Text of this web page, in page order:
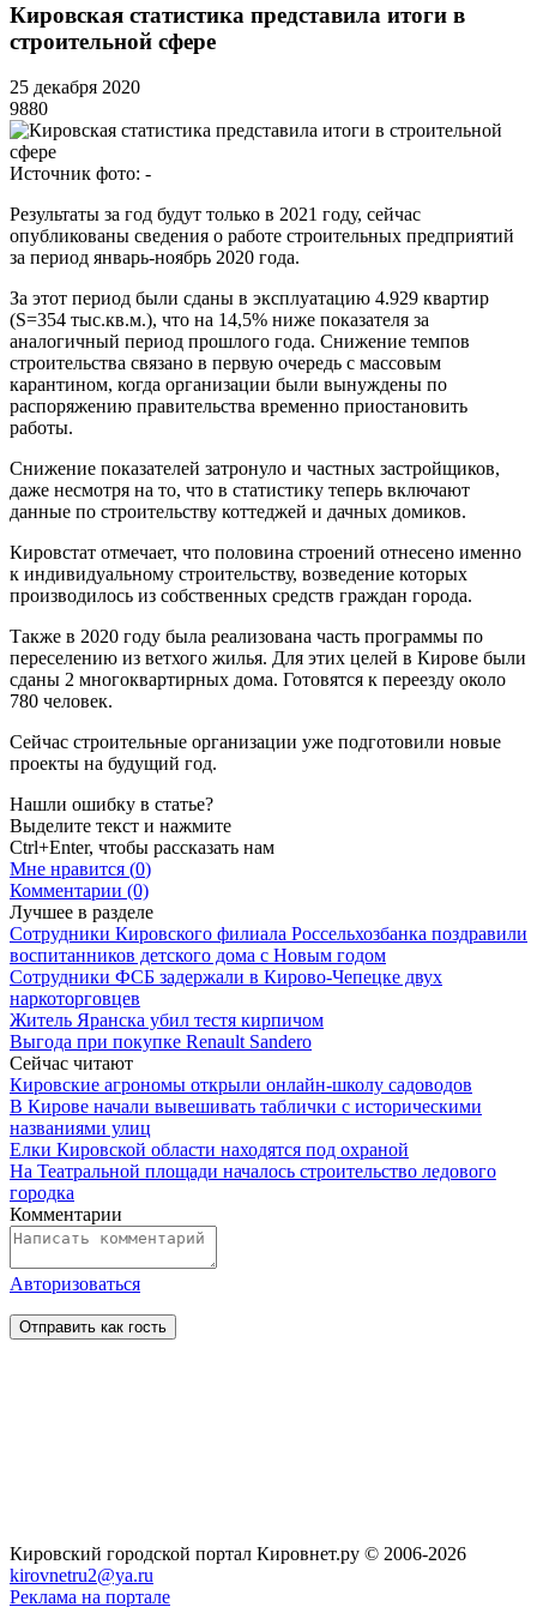
Кировская статистика представила итоги в
строительной сфере
25 декабря 2020
9880
Источник фото: -
Результаты за год будут только в 2021 году, сейчас
опубликованы сведения о работе строительных предприятий
за период январь-ноябрь 2020 года.
За этот период были сданы в эксплуатацию 4.929 квартир
(S=354 тыс.кв.м.), что на 14,5% ниже показателя за
аналогичный период прошлого года. Снижение темпов
строительства связано в первую очередь с массовым
карантином, когда организации были вынуждены по
распоряжению правительства временно приостановить
работы.
Снижение показателей затронуло и частных застройщиков,
даже несмотря на то, что в статистику теперь включают
данные по строительству коттеджей и дачных домиков.
Кировстат отмечает, что половина строений отнесено именно
к индивидуальному строительству, возведение которых
производилось из собственных средств граждан города.
Также в 2020 году была реализована часть программы по
переселению из ветхого жилья. Для этих целей в Кирове были
сданы 2 многоквартирных дома. Готовятся к переезду около
780 человек.
Сейчас строительные организации уже подготовили новые
проекты на будущий год.
Нашли ошибку в статье?
Выделите текст и нажмите
Ctrl+Enter, чтобы рассказать нам
Мне нравится (0)
Комментарии (0)
Лучшее в разделе
Сотрудники Кировского филиала Россельхозбанка поздравили
воспитанников детского дома с Новым годом
Сотрудники ФСБ задержали в Кирово-Чепецке двух
наркоторговцев
Житель Яранска убил тестя кирпичом
Выгода при покупке Renault Sandero
Сейчас читают
Кировские агрономы открыли онлайн-школу садоводов
В Кирове начали вывешивать таблички с историческими
названиями улиц
Елки Кировской области находятся под охраной
На Театральной площади началось строительство ледового
городка
Комментарии
Авторизоваться
Кировский городской портал Кировнет.ру © 2006-2026
kirovnetru2@ya.ru
Реклама на портале